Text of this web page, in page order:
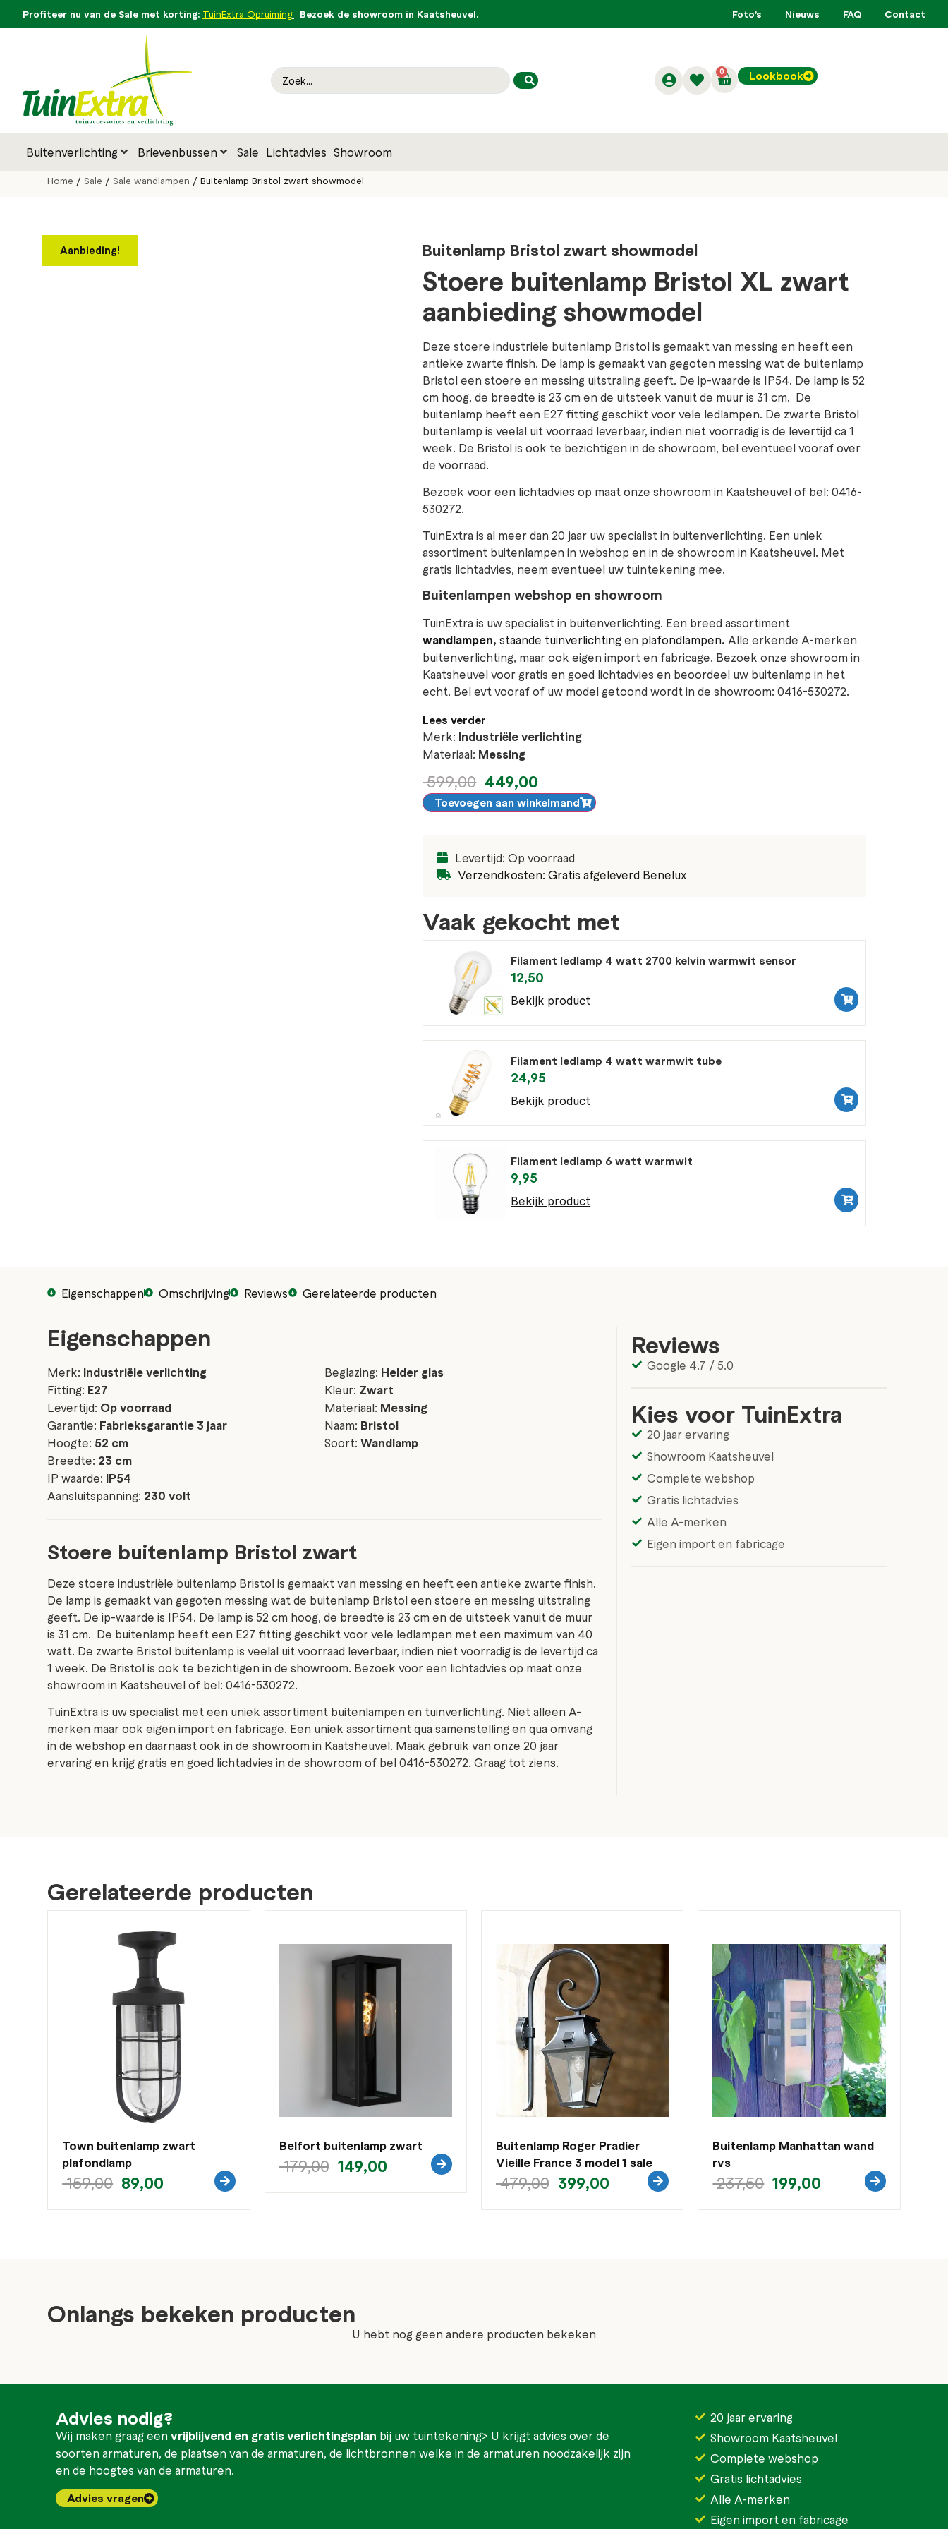
Profiteer nu van de Sale met korting: TuinExtra Opruiming. Bezoek de showroom in Kaatsheuvel. Foto’s Nieuws FAQ Contact
0 Lookbook
Buitenverlichting Brievenbussen Sale Lichtadvies Showroom
Home / Sale / Sale wandlampen / Buitenlamp Bristol zwart showmodel
Aanbieding! Buitenlamp Bristol zwart showmodel
Stoere buitenlamp Bristol XL zwart
aanbieding showmodel
Deze stoere industriële buitenlamp Bristol is gemaakt van messing en heeft een
antieke zwarte finish. De lamp is gemaakt van gegoten messing wat de buitenlamp
Bristol een stoere en messing uitstraling geeft. De ip-waarde is IP54. De lamp is 52
cm hoog, de breedte is 23 cm en de uitsteek vanuit de muur is 31 cm. De
buitenlamp heeft een E27 fitting geschikt voor vele ledlampen. De zwarte Bristol
buitenlamp is veelal uit voorraad leverbaar, indien niet voorradig is de levertijd ca 1
week. De Bristol is ook te bezichtigen in de showroom, bel eventueel vooraf over
de voorraad.
Bezoek voor een lichtadvies op maat onze showroom in Kaatsheuvel of bel: 0416-
530272.
TuinExtra is al meer dan 20 jaar uw specialist in buitenverlichting. Een uniek
assortiment buitenlampen in webshop en in de showroom in Kaatsheuvel. Met
gratis lichtadvies, neem eventueel uw tuintekening mee.
Buitenlampen webshop en showroom
TuinExtra is uw specialist in buitenverlichting. Een breed assortiment
wandlampen,staande tuinverlichtingen plafondlampen.Alle erkende A-merken
buitenverlichting, maar ook eigen import en fabricage. Bezoek onze showroom in
Kaatsheuvel voor gratis en goed lichtadvies en beoordeel uw buitenlamp in het
echt. Bel evt vooraf of uw model getoond wordt in de showroom: 0416-530272.
Lees verder
Merk: Industriële verlichting
Materiaal: Messing
599,00 449,00
Toevoegen aan winkelmand
Levertijd: Op voorraad
Verzendkosten: Gratis afgeleverd Benelux
Vaak gekocht met
Filament ledlamp 4 watt 2700 kelvin warmwit sensor
12,50
Bekijk product
Filament ledlamp 4 watt warmwit tube
24,95
Bekijk product
Filament ledlamp 6 watt warmwit
9,95
Bekijk product
Eigenschappen Omschrijving Reviews Gerelateerde producten
Eigenschappen
Merk: Industriële verlichting
Fitting: E27
Levertijd: Op voorraad
Garantie: Fabrieksgarantie 3 jaar
Hoogte: 52 cm
Breedte: 23 cm
IP waarde: IP54
Aansluitspanning: 230 volt
Beglazing: Helder glas
Kleur: Zwart
Materiaal: Messing
Naam: Bristol
Soort:Wandlamp
Stoere buitenlamp Bristol zwart
Deze stoere industriële buitenlamp Bristol is gemaakt van messing en heeft een antieke zwarte finish.
De lamp is gemaakt van gegoten messing wat de buitenlamp Bristol een stoere en messing uitstraling
geeft. De ip-waarde is IP54. De lamp is 52 cm hoog, de breedte is 23 cm en de uitsteek vanuit de muur
is 31 cm. De buitenlamp heeft een E27 fitting geschikt voor vele ledlampen met een maximum van 40
watt. De zwarte Bristol buitenlamp is veelal uit voorraad leverbaar, indien niet voorradig is de levertijd ca
1 week. De Bristol is ook te bezichtigen in de showroom. Bezoek voor een lichtadvies op maat onze
showroom in Kaatsheuvel of bel: 0416-530272.
TuinExtra is uw specialist met een uniek assortiment buitenlampen en tuinverlichting. Niet alleen A-
merken maar ook eigen import en fabricage. Een uniek assortiment qua samenstelling en qua omvang
in de webshop en daarnaast ook in de showroom in Kaatsheuvel. Maak gebruik van onze 20 jaar
ervaring en krijg gratis en goed lichtadvies in de showroom of bel 0416-530272. Graag tot ziens.
Reviews
Google 4.7 / 5.0
Kies voor TuinExtra
20 jaar ervaring
Showroom Kaatsheuvel
Complete webshop
Gratis lichtadvies
Alle A-merken
Eigen import en fabricage
Gerelateerde producten
Town buitenlamp zwart
plafondlamp
159,00 89,00
Belfort buitenlamp zwart
179,00 149,00
Buitenlamp Roger Pradier
Vieille France 3 model 1 sale
479,00 399,00
Buitenlamp Manhattan wand
rvs
237,50 199,00
Onlangs bekeken producten
U hebt nog geen andere producten bekeken
Advies nodig?
Wij maken graag eenvrijblijvend en gratis verlichtingsplan bij uw tuintekening> U krijgt advies over de
soorten armaturen, de plaatsen van de armaturen, de lichtbronnen welke in de armaturen noodzakelijk zijn
en de hoogtes van de armaturen.
Advies vragen
20 jaar ervaring
Showroom Kaatsheuvel
Complete webshop
Gratis lichtadvies
Alle A-merken
Eigen import en fabricage